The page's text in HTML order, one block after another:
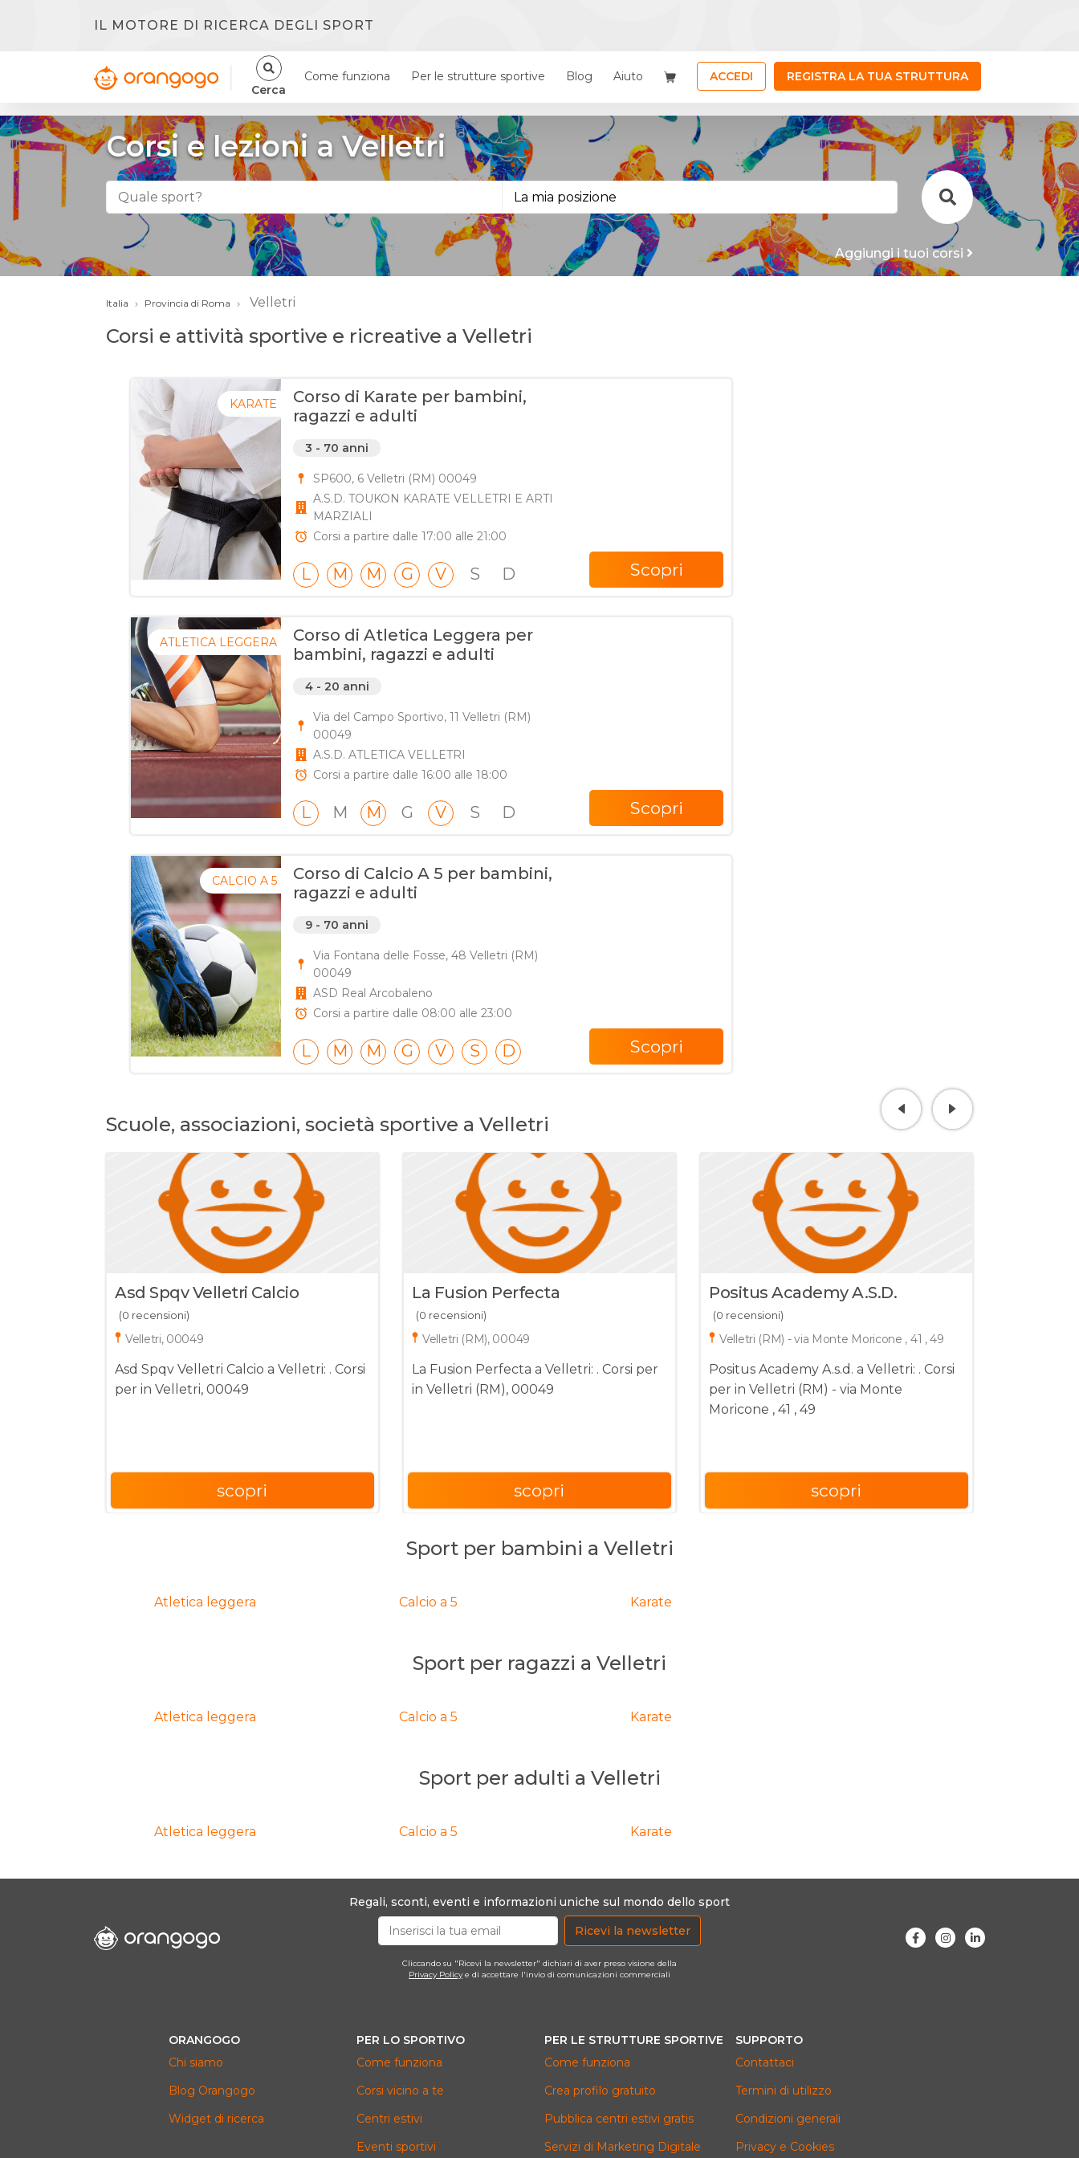
IL MOTORE DI RICERCA DEGLI SPORT
Cerca
Come funziona Per le strutture sportive Blog Aiuto ACCEDI REGISTRA LA TUA STRUTTURA
Corsi e lezioni a Velletri
Aggiungi i tuoi corsi
Italia Provincia di Roma Velletri
Corsi e attività sportive e ricreative a Velletri
KARATE
Corso di Karate per bambini,
ragazzi e adulti
3 - 70 anni
SP600, 6 Velletri (RM) 00049
A.S.D. TOUKON KARATE VELLETRI E ARTI
MARZIALI
Corsi a partire dalle 17:00 alle 21:00
L M M G V S D Scopri
ATLETICA LEGGERA
Corso di Atletica Leggera per
bambini, ragazzi e adulti
4 - 20 anni
Via del Campo Sportivo, 11 Velletri (RM)
00049
A.S.D. ATLETICA VELLETRI
Corsi a partire dalle 16:00 alle 18:00
L M M G V S D Scopri
CALCIO A 5
Corso di Calcio A 5 per bambini,
ragazzi e adulti
9 - 70 anni
Via Fontana delle Fosse, 48 Velletri (RM)
00049
ASD Real Arcobaleno
Corsi a partire dalle 08:00 alle 23:00
L M M G V S D Scopri
Scuole, associazioni, società sportive a Velletri
Asd Spqv Velletri Calcio
(0 recensioni)
Velletri, 00049
Asd Spqv Velletri Calcio a Velletri: . Corsi
per in Velletri, 00049
scopri
La Fusion Perfecta
(0 recensioni)
Velletri (RM), 00049
La Fusion Perfecta a Velletri: . Corsi per
in Velletri (RM), 00049
scopri
Positus Academy A.s.d.
(0 recensioni)
Velletri (RM) - via Monte Moricone , 41 , 49
Positus Academy A.s.d. a Velletri: . Corsi
per in Velletri (RM) - via Monte
Moricone , 41 , 49
scopri
Sport per bambini a Velletri
Atletica leggera Calcio a 5 Karate
Sport per ragazzi a Velletri
Atletica leggera Calcio a 5 Karate
Sport per adulti a Velletri
Atletica leggera Calcio a 5 Karate
Regali, sconti, eventi e informazioni uniche sul mondo dello sport
Ricevi la newsletter
Cliccando su "Ricevi la newsletter" dichiari di aver preso visione della
Privacy Policye di accettare l'invio di comunicazioni commerciali
ORANGOGO
Chi siamo
Blog Orangogo
Widget di ricerca
PER LO SPORTIVO
Come funziona
Corsi vicino a te
Centri estivi
Eventi sportivi
PER LE STRUTTURE SPORTIVE
Come funziona
Crea profilo gratuito
Pubblica centri estivi gratis
Servizi di Marketing Digitale
SUPPORTO
Contattaci
Termini di utilizzo
Condizioni generali
Privacy e Cookies